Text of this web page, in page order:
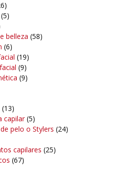
(5)
belleza (58)
(6)
(19)
(9)
(9)
(13)
capilar(5)
pelo o Stylers (24)
capilares (25)
(67)